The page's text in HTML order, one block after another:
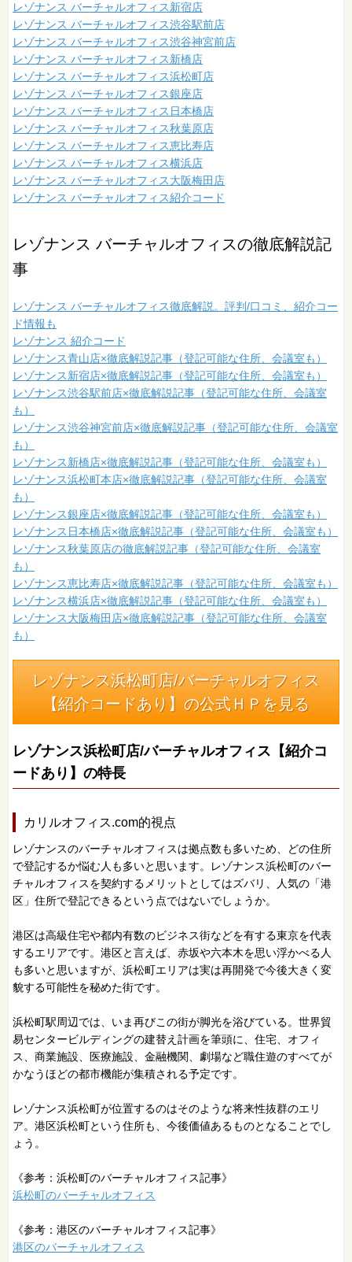
レゾナンス バーチャルオフィス新宿店
レゾナンス バーチャルオフィス渋谷駅前店
レゾナンス バーチャルオフィス渋谷神宮前店
レゾナンス バーチャルオフィス新橋店
レゾナンス バーチャルオフィス浜松町店
レゾナンス バーチャルオフィス銀座店
レゾナンス バーチャルオフィス日本橋店
レゾナンス バーチャルオフィス秋葉原店
レゾナンス バーチャルオフィス恵比寿店
レゾナンス バーチャルオフィス横浜店
レゾナンス バーチャルオフィス大阪梅田店
レゾナンス バーチャルオフィス紹介コード
レゾナンス バーチャルオフィスの徹底解説記
事
レゾナンス バーチャルオフィス徹底解説。評判/口コミ、紹介コー
ド情報も
レゾナンス 紹介コード
レゾナンス青山店×徹底解説記事（登記可能な住所、会議室も）
レゾナンス新宿店×徹底解説記事（登記可能な住所、会議室も）
レゾナンス渋谷駅前店×徹底解説記事（登記可能な住所、会議室
も）
レゾナンス渋谷神宮前店×徹底解説記事（登記可能な住所、会議室
も）
レゾナンス新橋店×徹底解説記事（登記可能な住所、会議室も）
レゾナンス浜松町本店×徹底解説記事（登記可能な住所、会議室
も）
レゾナンス銀座店×徹底解説記事（登記可能な住所、会議室も）
レゾナンス日本橋店×徹底解説記事（登記可能な住所、会議室も）
レゾナンス秋葉原店の徹底解説記事（登記可能な住所、会議室
も）
レゾナンス恵比寿店×徹底解説記事（登記可能な住所、会議室も）
レゾナンス横浜店×徹底解説記事（登記可能な住所、会議室も）
レゾナンス大阪梅田店×徹底解説記事（登記可能な住所、会議室
も）
レゾナンス浜松町店/バーチャルオフィス
【紹介コードあり】の公式ＨＰを見る
レゾナンス浜松町店/バーチャルオフィス【紹介コ
ードあり】の特長
カリルオフィス.com的視点
レゾナンスのバーチャルオフィスは拠点数も多いため、どの住所
で登記するか悩む人も多いと思います。レゾナンス浜松町のバー
チャルオフィスを契約するメリットとしてはズバリ、人気の「港
区」住所で登記できるという点ではないでしょうか。
港区は高級住宅や都内有数のビジネス街などを有する東京を代表
するエリアです。港区と言えば、赤坂や六本木を思い浮かべる人
も多いと思いますが、浜松町エリアは実は再開発で今後大きく変
貌する可能性を秘めた街です。
浜松町駅周辺では、いま再びこの街が脚光を浴びている。世界貿
易センタービルディングの建替え計画を筆頭に、住宅、オフィ
ス、商業施設、医療施設、金融機関、劇場など職住遊のすべてが
かなうほどの都市機能が集積される予定です。
レゾナンス浜松町が位置するのはそのような将来性抜群のエリ
ア。港区浜松町という住所も、今後価値あるものとなることでし
ょう。
《参考：浜松町のバーチャルオフィス記事》
浜松町のバーチャルオフィス
《参考：港区のバーチャルオフィス記事》
港区のバーチャルオフィス